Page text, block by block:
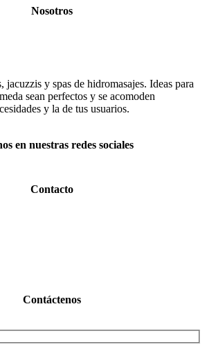
Nosotros
jacuzzis y spas de hidromasajes. Ideas para
sean perfectos y se acomoden
y la de tus usuarios.
en nuestras redes sociales
Contacto
Contáctenos